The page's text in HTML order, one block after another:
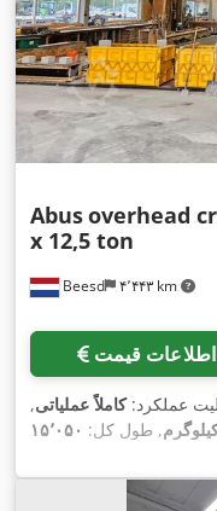
Beesd ۴٬۴۴۳ km
Abusoverhead
x 12,5 ton
اطلاعات قیمت
عملکرد:کاملاً عملیاتی,
, طول کل: ۱۵٬۰۵۰
, تجهیزات:مستندات /